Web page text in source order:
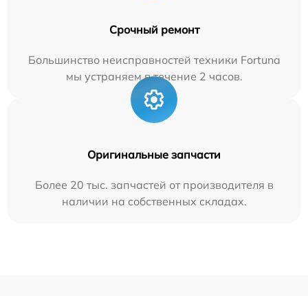
Срочный ремонт
Большинство неисправностей техники Fortuna
мы устраняем в течение 2 часов.
Оригинальные запчасти
Более 20 тыс. запчастей от производителя в
наличии на собственных складах.